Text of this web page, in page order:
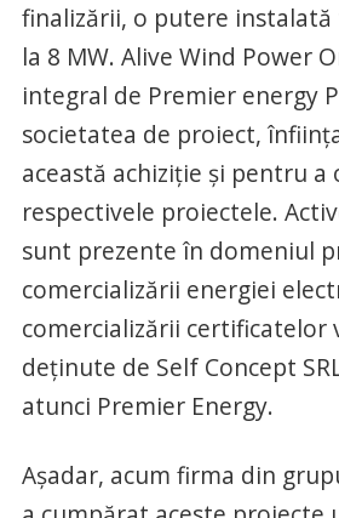
finalizării, o putere
la 8 MW. Alive Wind Power
integral de Premier energy
societatea de proiect,
această achiziție și pentru a
respectivele proiectele.
sunt prezente în domeniul
comercializării energiei
comercializării certificatelor
deținute de Self Concept
atunci Premier Energy.
Așadar, acum firma din